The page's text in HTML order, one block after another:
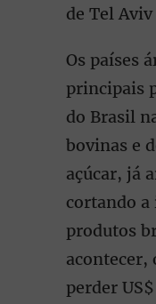
de Tel
Os países
principais
do Brasil
bovinas e
açúcar, já
cortando a
produtos
acontecer,
perder